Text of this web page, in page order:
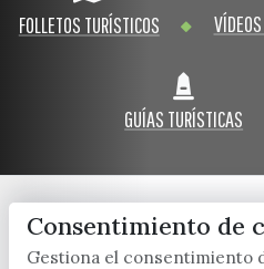
FOLLETOS TURÍSTICOS
GUÍAS TURÍSTICAS
x / twitter facebook
Consentimiento de
Gestiona el consentimiento